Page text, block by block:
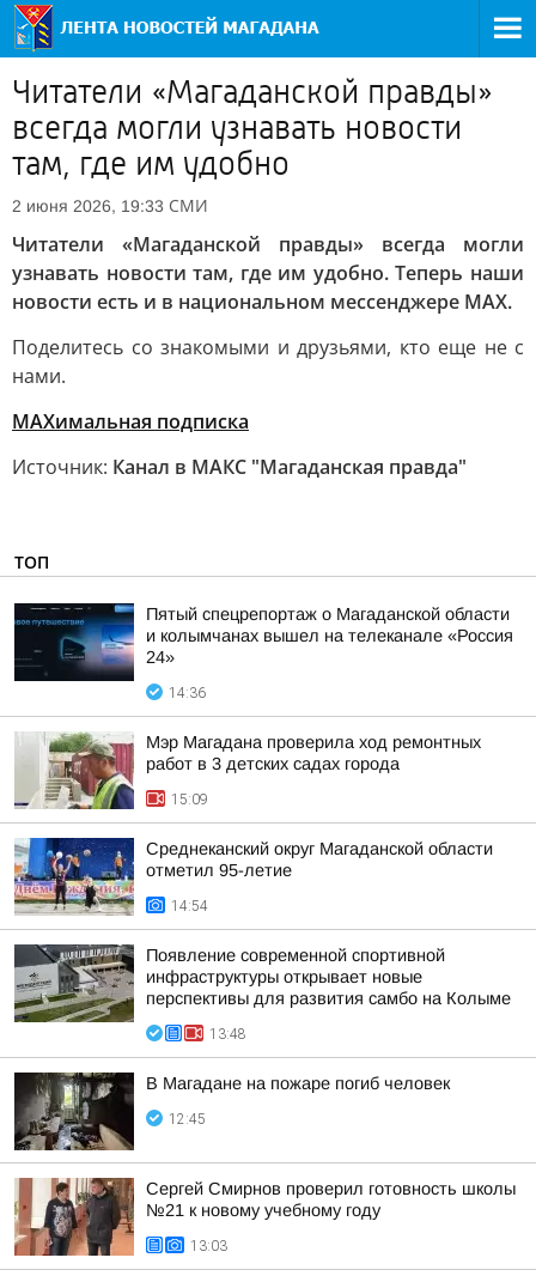
Читатели «Магаданской правды»
всегда могли узнавать новости
там, где им удобно
2 июня 2026, 19:33 СМИ
Читатели «Магаданской правды» всегда могли
узнавать новости там, где им удобно. Теперь наши
новости есть и в национальном мессенджере MAX.
Поделитесь со знакомыми и друзьями, кто еще не с
нами.
МАХимальная подписка
Источник: Канал в МАКС "Магаданская правда"
ТОП
Пятый спецрепортаж о Магаданской области
и колымчанах вышел на телеканале «Россия
24»
14:36
Мэр Магадана проверила ход ремонтных
работ в 3 детских садах города
15:09
Среднеканский округ Магаданской области
отметил 95-летие
14:54
Появление современной спортивной
инфраструктуры открывает новые
перспективы для развития самбо на Колыме
13:48
В Магадане на пожаре погиб человек
12:45
Сергей Смирнов проверил готовность школы
№21 к новому учебному году
13:03